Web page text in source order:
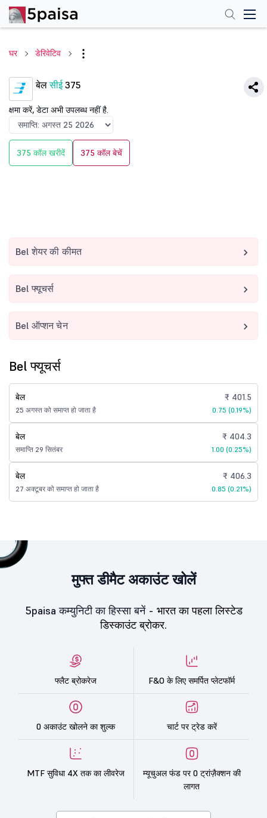
घर डेरिवेटिव
बेलसीई375
क्षमा करें, डेटा अभी उपलब्ध नहीं है.
375 कॉल खरीदें 375 कॉल बेचें
Bel शेयर की कीमत
Bel फ्यूचर्स
Bel ऑप्शन चेन
Bel फ्यूचर्स
बेल
25 अगस्त को समाप्त हो जाता है
₹ 401.5
0.75 (0.19%)
बेल
समाप्ति 29 सितंबर
₹ 404.3
1.00 (0.25%)
बेल
27 अक्टूबर को समाप्त हो जाता है
₹ 406.3
0.85 (0.21%)
मुफ्त डीमैट अकाउंट खोलें
5paisa कम्युनिटी का हिस्सा बनें - भारत का पहला लिस्टेड
डिस्काउंट ब्रोकर.
फ्लैट ब्रोकरेज F&O के लिए समर्पित प्लेटफॉर्म
0 अकाउंट खोलने का शुल्क चार्ट पर ट्रेड करें
MTF सुविधा 4X तक का लीवरेज
म्यूचुअल फंड पर 0 ट्रांज़ैक्शन की
लागत